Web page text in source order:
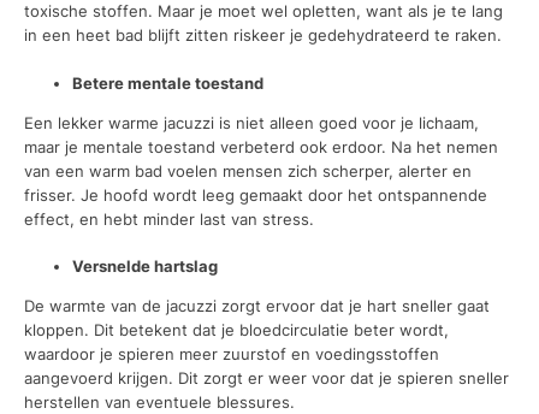
toxische stoffen. Maar je moet wel opletten, want als je te lang
in een heet bad blijft zitten riskeer je gedehydrateerd te raken.
Betere mentale toestand
Een lekker warme jacuzzi is niet alleen goed voor je lichaam,
maar je mentale toestand verbeterd ook erdoor. Na het nemen
van een warm bad voelen mensen zich scherper, alerter en
frisser. Je hoofd wordt leeg gemaakt door het ontspannende
effect, en hebt minder last van stress.
Versnelde hartslag
De warmte van de jacuzzi zorgt ervoor dat je hart sneller gaat
kloppen. Dit betekent dat je bloedcirculatie beter wordt,
waardoor je spieren meer zuurstof en voedingsstoffen
aangevoerd krijgen. Dit zorgt er weer voor dat je spieren sneller
herstellen van eventuele blessures.